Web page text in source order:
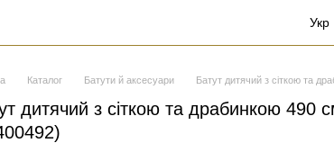
Укр
Каталог Батути й аксесуари Батут дитячий з сіткою та
дитячий з сіткою та драбинкою 490